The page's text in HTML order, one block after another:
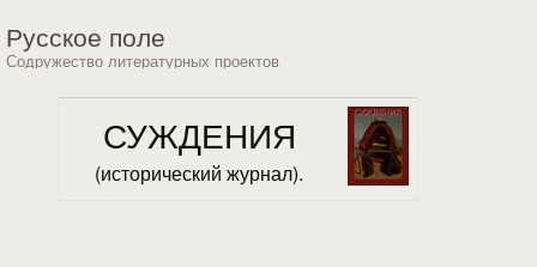
Русское поле
Содружество литературных проектов
СУЖДЕНИЯ
(исторический журнал).